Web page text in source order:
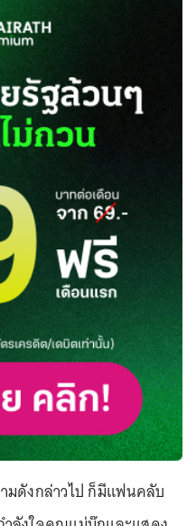
มดังกล่าวไป ก็มีแฟนคลับ